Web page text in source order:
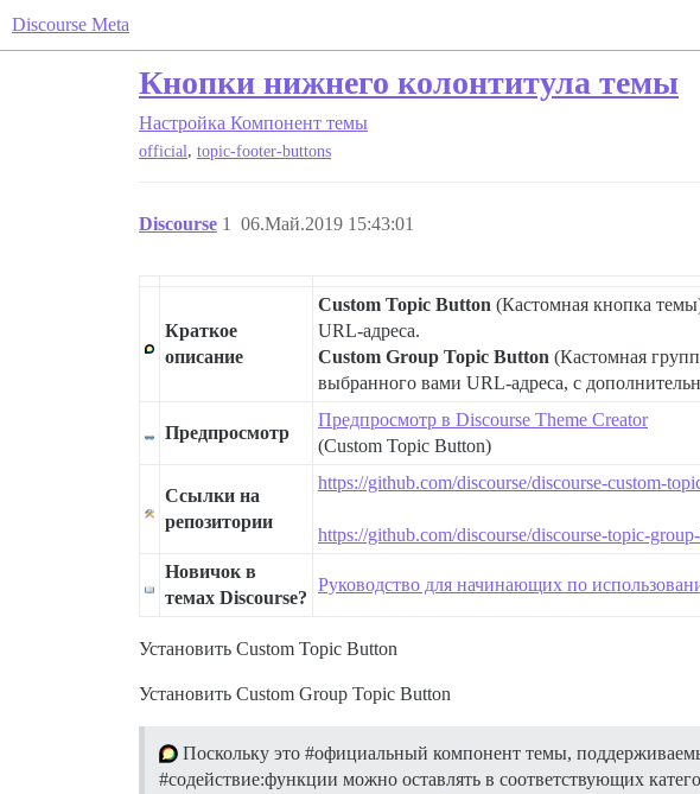
Discourse Meta
Кнопки нижнего колонтитула темы
Настройка Компонент темы
official, topic-footer-buttons
Discourse 06.Май.2019 15:43:01
1
Краткое
описание
Custom Topic Button (Кастомная кнопка
URL-адреса.
Custom Group Topic Button (Кастомная
выбранного вами URL-адреса, с
Предпросмотр
Предпросмотр в Discourse Theme Creator
(Custom Topic Button)
Ссылки на
репозитории
https://github.com/discourse/discourse-custom-
https://github.com/discourse/discourse-topic-
Новичок в
темах Discourse?
Руководство для начинающих по
Установить Custom Topic Button
Установить Custom Group Topic Button
Поскольку это #официальный компонент темы,
#содействие:функции можно оставлять в соответствующих